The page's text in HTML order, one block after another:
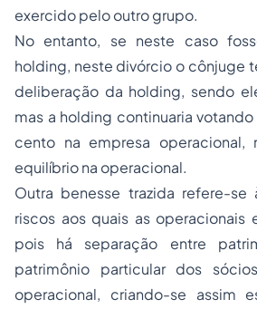
exercido pelo outro grupo.
No entanto, se neste caso
holding, neste divórcio o cônjuge
deliberação da holding, sendo
mas a holding continuaria
cento na empresa operacional,
equilíbrio na operacional.
Outra benesse trazida refere-se
riscos aos quais as operacionais
pois há separação entre
patrimônio particular dos
operacional, criando-se assim